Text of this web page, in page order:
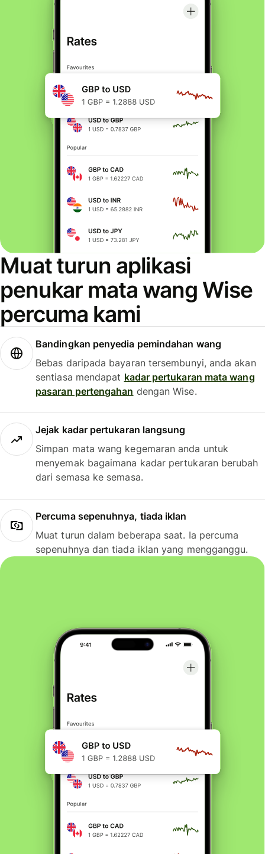
Muat turun aplikasi
penukar mata wang Wise
percuma kami
Bandingkan penyedia pemindahan wang
Bebas daripada bayaran tersembunyi, anda akan
sentiasa mendapat kadar pertukaran mata wang
pasaran pertengahan dengan Wise.
Jejak kadar pertukaran langsung
Simpan mata wang kegemaran anda untuk
menyemak bagaimana kadar pertukaran berubah
dari semasa ke semasa.
Percuma sepenuhnya, tiada iklan
Muat turun dalam beberapa saat. Ia percuma
sepenuhnya dan tiada iklan yang mengganggu.